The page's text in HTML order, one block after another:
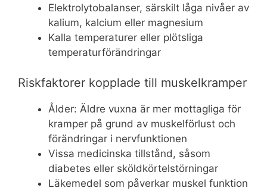
Elektrolytobalanser, särskilt låga nivåer av
kalium, kalcium eller magnesium
Kalla temperaturer eller plötsliga
temperaturförändringar
Riskfaktorer kopplade till muskelkramper
Ålder: Äldre vuxna är mer mottagliga för
kramper på grund av muskelförlust och
förändringar i nervfunktionen
Vissa medicinska tillstånd, såsom
diabetes eller sköldkörtelstörningar
Läkemedel som påverkar muskel funktion